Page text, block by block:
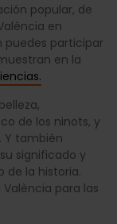
popular, de
en
puedes participar
en la
de los ninots, y
Y también
significado y
de la historia.
para las